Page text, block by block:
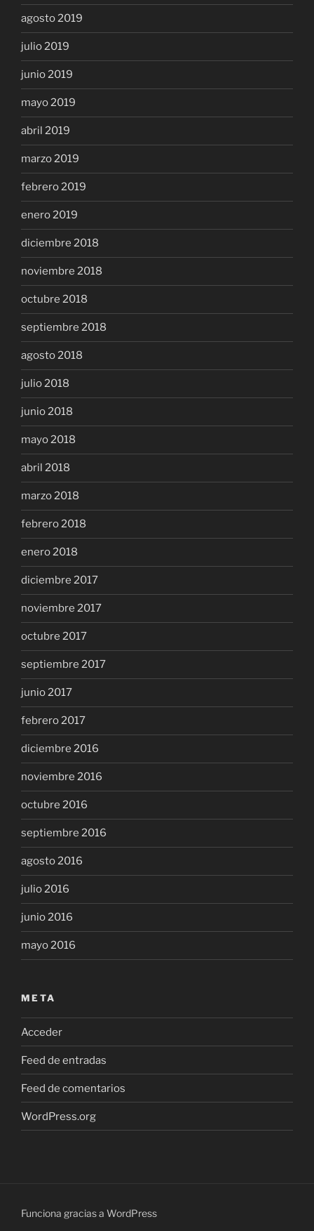
agosto 2019
julio 2019
junio 2019
mayo 2019
abril 2019
marzo 2019
febrero 2019
enero 2019
diciembre 2018
noviembre 2018
octubre 2018
septiembre 2018
agosto 2018
julio 2018
junio 2018
mayo 2018
abril 2018
marzo 2018
febrero 2018
enero 2018
diciembre 2017
noviembre 2017
octubre 2017
septiembre 2017
junio 2017
febrero 2017
diciembre 2016
noviembre 2016
octubre 2016
septiembre 2016
agosto 2016
julio 2016
junio 2016
mayo 2016
META
Acceder
Feed de entradas
Feed de comentarios
WordPress.org
Funciona gracias a WordPress